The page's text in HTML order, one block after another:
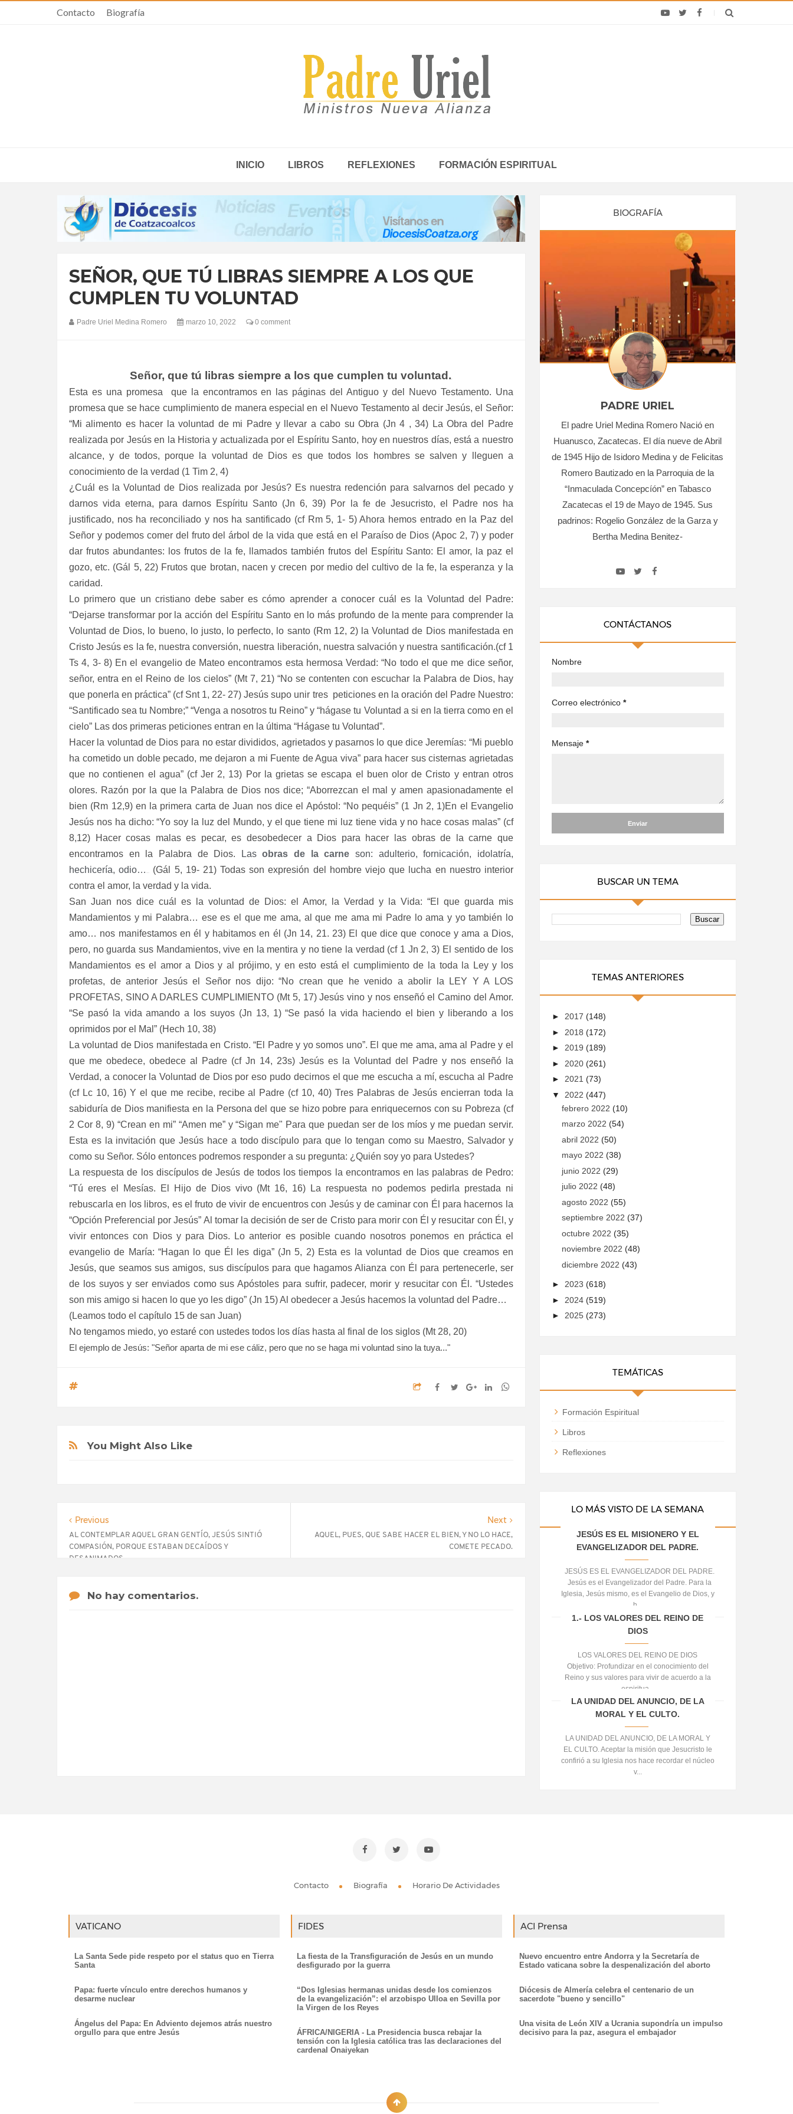
Contacto Biografía
INICIO LIBROS REFLEXIONES FORMACIÓN ESPIRITUAL
SEÑOR, QUE TÚ LIBRAS SIEMPRE A LOS QUE
CUMPLEN TU VOLUNTAD
Padre Uriel Medina Romero marzo 10, 2022 0 comment
Señor, que tú libras siempre a los que cumplen tu voluntad..
Esta es una promesa
que la encontramos en las páginas del Antiguo y del Nuevo Testamento. Una
promesa que se hace cumplimiento de manera especial en el Nuevo Testamento al decir Jesús, el Señor:
“Mi alimento es hacer la voluntad de mi Padre y llevar a cabo su Obra (Jn 4 , 34) La Obra del Padre
realizada por Jesús en la Historia y actualizada por el Espíritu Santo, hoy en nuestros días, está a nuestro
alcance, y de todos, porque la voluntad de Dios es que todos los hombres se salven y lleguen a
conocimiento de la verdad (1 Tim 2, 4)
¿Cuál es la Voluntad de Dios realizada por Jesús? Es nuestra redención para salvarnos del pecado y
darnos vida eterna, para darnos Espíritu Santo (Jn 6, 39) Por la fe de Jesucristo, el Padre nos ha
justificado, nos ha reconciliado y nos ha santificado (cf Rm 5, 1- 5) Ahora hemos entrado en la Paz del
Señor y podemos comer del fruto del árbol de la vida que está en el Paraíso de Dios (Apoc 2, 7) y poder
dar frutos abundantes: los frutos de la fe, llamados también frutos del Espíritu Santo: El amor, la paz el
gozo, etc. (Gál 5, 22) Frutos que brotan, nacen y crecen por medio del cultivo de la fe, la esperanza y la
caridad.
Lo primero que un cristiano debe saber es cómo aprender a conocer cuál es la Voluntad del Padre:
“Dejarse transformar por la acción del Espíritu Santo en lo más profundo de la mente para comprender la
Voluntad de Dios, lo bueno, lo justo, lo perfecto, lo santo (Rm 12, 2) la Voluntad de Dios manifestada en
Cristo Jesús es la fe, nuestra conversión, nuestra liberación, nuestra salvación y nuestra santificación.(cf 1
Ts 4, 3- 8) En el evangelio de Mateo encontramos esta hermosa Verdad: “No todo el que me dice señor,
señor, entra en el Reino de los cielos” (Mt 7, 21) “No se contenten con escuchar la Palabra de Dios, hay
que ponerla en práctica” (cf Snt 1, 22- 27) Jesús supo unir tres peticiones en la oración del Padre Nuestro:
“Santificado sea tu Nombre;” “Venga a nosotros tu Reino” y “hágase tu Voluntad a si en la tierra como en el
cielo” Las dos primeras peticiones entran en la última “Hágase tu Voluntad”.
Hacer la voluntad de Dios para no estar divididos, agrietados y pasarnos lo que dice Jeremías: “Mi pueblo
ha cometido un doble pecado, me dejaron a mi Fuente de Agua viva” para hacer sus cisternas agrietadas
que no contienen el agua” (cf Jer 2, 13) Por la grietas se escapa el buen olor de Cristo y entran otros
olores. Razón por la que la Palabra de Dios nos dice; “Aborrezcan el mal y amen apasionadamente el
bien (Rm 12,9) en la primera carta de Juan nos dice el Apóstol: “No pequéis” (1 Jn 2, 1)En el Evangelio
Jesús nos ha dicho: “Yo soy la luz del Mundo, y el que tiene mi luz tiene vida y no hace cosas malas” (cf
8,12) Hacer cosas malas es pecar, es desobedecer a Dios para hacer las obras de la carne que
encontramos en la Palabra de Dios.
Lasobras de la carne son: adulterio, fornicación, idolatría,
hechicería, odio… …
(Gál 5, 19- 21) Todas son expresión del hombre viejo que lucha en nuestro interior
contra el amor, la verdad y la vida.
San Juan nos dice cuál es la voluntad de Dios: el Amor, la Verdad y la Vida: “El que guarda mis
Mandamientos y mi Palabra… ese es el que me ama, al que me ama mi Padre lo ama y yo también lo
amo… nos manifestamos en él y habitamos en él (Jn 14, 21. 23) El que dice que conoce y ama a Dios,
pero, no guarda sus Mandamientos, vive en la mentira y no tiene la verdad (cf 1 Jn 2, 3) El sentido de los
Mandamientos es el amor a Dios y al prójimo, y en esto está el cumplimiento de la toda la Ley y los
profetas, de anterior Jesús el Señor nos dijo: “No crean que he venido a abolir la LEY Y A LOS
PROFETAS, SINO A DARLES CUMPLIMIENTO (Mt 5, 17) Jesús vino y nos enseñó el Camino del Amor.
“Se pasó la vida amando a los suyos (Jn 13, 1) “Se pasó la vida haciendo el bien y liberando a los
oprimidos por el Mal” (Hech 10, 38)
La voluntad de Dios manifestada en Cristo. “El Padre y yo somos uno”. El que me ama, ama al Padre y el
que me obedece, obedece al Padre (cf Jn 14, 23s) Jesús es la Voluntad del Padre y nos enseñó la
Verdad, a conocer la Voluntad de Dios por eso pudo decirnos el que me escucha a mí, escucha al Padre
(cf Lc 10, 16) Y el que me recibe, recibe al Padre (cf 10, 40) Tres Palabras de Jesús encierran toda la
sabiduría de Dios manifiesta en la Persona del que se hizo pobre para enriquecernos con su Pobreza (cf
2 Cor 8, 9) “Crean en mi” “Amen me” y “Sigan me" Para que puedan ser de los míos y me puedan servir.
Esta es la invitación que Jesús hace a todo discípulo para que lo tengan como su Maestro, Salvador y
como su Señor. Sólo entonces podremos responder a su pregunta: ¿Quién soy yo para Ustedes?
La respuesta de los discípulos de Jesús de todos los tiempos la encontramos en las palabras de Pedro:
“Tú eres el Mesías. El Hijo de Dios vivo (Mt 16, 16) La respuesta no podemos pedirla prestada ni
rebuscarla en los libros, es el fruto de vivir de encuentros con Jesús y de caminar con Él para hacernos la
“Opción Preferencial por Jesús” Al tomar la decisión de ser de Cristo para morir con Él y resucitar con Él, y
vivir entonces con Dios y para Dios. Lo anterior es posible cuando nosotros ponemos en práctica el
evangelio de María: “Hagan lo que Él les diga” (Jn 5, 2) Esta es la voluntad de Dios que creamos en
Jesús, que seamos sus amigos, sus discípulos para que hagamos Alianza con Él para pertenecerle, ser
de los suyos y ser enviados como sus Apóstoles para sufrir, padecer, morir y resucitar con Él. “Ustedes
son mis amigo si hacen lo que yo les digo” (Jn 15) Al obedecer a Jesús hacemos la voluntad del Padre…
(Leamos todo el capítulo 15 de san Juan)
No tengamos miedo, yo estaré con ustedes todos los días hasta al final de los siglos (Mt 28, 20)
El ejemplo de Jesús: "Señor aparta de mi ese cáliz, pero que no se haga mi voluntad sino la tuya..."
You Might Also Like
Next
AQUEL, PUES, QUE SABE HACER EL BIEN, Y NO LO HACE,
COMETE PECADO.
Previous
AL CONTEMPLAR AQUEL GRAN GENTÍO, JESÚS SINTIÓ
COMPASIÓN, PORQUE ESTABAN DECAÍDOS Y
DESANIMADOS
No hay comentarios.
BIOGRAFÍA
PADRE URIEL
El padre Uriel Medina Romero Nació en
Huanusco, Zacatecas. El día nueve de Abril
de 1945 Hijo de Isidoro Medina y de Felicitas
Romero Bautizado en la Parroquia de la
“Inmaculada Concepcíón” en Tabasco
Zacatecas el 19 de Mayo de 1945. Sus
padrinos: Rogelio González de la Garza y
Bertha Medina Benitez-
CONTÁCTANOS
Nombre
Correo electrónico *
Mensaje *
BUSCAR UN TEMA
TEMAS ANTERIORES
► 2017 (148)
► 2018 (172)
► 2019 (189)
► 2020 (261)
► 2021 (73)
▼ 2022 (447)
febrero 2022 (10)
marzo 2022 (54)
abril 2022 (50)
mayo 2022 (38)
junio 2022 (29)
julio 2022 (48)
agosto 2022 (55)
septiembre 2022 (37)
octubre 2022 (35)
noviembre 2022 (48)
diciembre 2022 (43)
► 2023 (618)
► 2024 (519)
► 2025 (273)
TEMÁTICAS
Formación Espiritual
Libros
Reflexiones
LO MÁS VISTO DE LA SEMANA
JESÚS ES EL MISIONERO Y EL
EVANGELIZADOR DEL PADRE.
JESÚS ES EL EVANGELIZADOR DEL PADRE.
Jesús es el Evangelizador del Padre. Para la
Iglesia, Jesús mismo, es el Evangelio de Dios, y
h...
1.- LOS VALORES DEL REINO DE
DIOS
LOS VALORES DEL REINO DE DIOS
Objetivo: Profundizar en el conocimiento del
Reino y sus valores para vivir de acuerdo a la
espiritua...
LA UNIDAD DEL ANUNCIO, DE LA
MORAL Y EL CULTO.
LA UNIDAD DEL ANUNCIO, DE LA MORAL Y
EL CULTO. Aceptar la misión que Jesucristo le
confirió a su Iglesia nos hace recordar el núcleo
v...
Contacto Biografía Horario De Actividades
VATICANO
La Santa Sede pide respeto por el status quo en Tierra
Santa
Papa: fuerte vínculo entre derechos humanos y
desarme nuclear
Ángelus del Papa: En Adviento dejemos atrás nuestro
orgullo para que entre Jesús
FIDES
La fiesta de la Transfiguración de Jesús en un mundo
desfigurado por la guerra
“Dos Iglesias hermanas unidas desde los comienzos
de la evangelización”: el arzobispo Ulloa en Sevilla por
la Virgen de los Reyes
ÁFRICA/NIGERIA - La Presidencia busca rebajar la
tensión con la Iglesia católica tras las declaraciones del
cardenal Onaiyekan
ACI Prensa
Nuevo encuentro entre Andorra y la Secretaría de
Estado vaticana sobre la despenalización del aborto
Diócesis de Almería celebra el centenario de un
sacerdote "bueno y sencillo"
Una visita de León XIV a Ucrania supondría un impulso
decisivo para la paz, asegura el embajador